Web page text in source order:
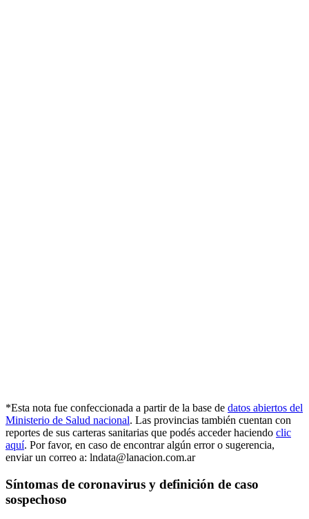
*Esta nota fue confeccionada a partir de la base de datos abiertos del
Ministerio de Salud nacional. Las provincias también cuentan con
reportes de sus carteras sanitarias que podés acceder haciendo clic
aquí. Por favor, en caso de encontrar algún error o sugerencia,
enviar un correo a: lndata@lanacion.com.ar
Síntomas de coronavirus y definición de caso
sospechoso